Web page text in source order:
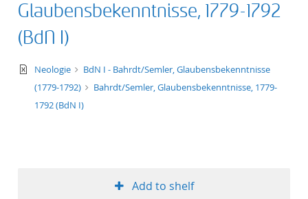
Glaubensbekenntnisse, 1779-1792
(BdN I)
text/xml
Neologie
BdN I - Bahrdt/Semler, Glaubensbekenntnisse
(1779-1792)
Bahrdt/Semler, Glaubensbekenntnisse, 1779-
1792 (BdN I)
Add to shelf